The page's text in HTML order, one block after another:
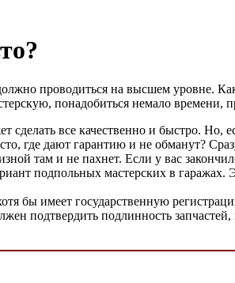
проводиться на высшем уровне.
понадобиться немало времени,
все качественно и быстро. Но,
где дают гарантию и не обманут?
там и не пахнет. Если у вас
подпольных мастерских в
бы имеет государственную
подтвердить подлинность